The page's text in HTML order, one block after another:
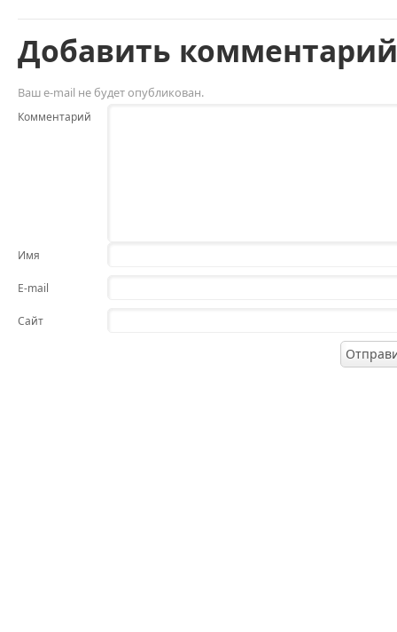
Добавить комментарий
Ваш e-mail не будет опубликован.
Комментарий
Имя
E-mail
Сайт